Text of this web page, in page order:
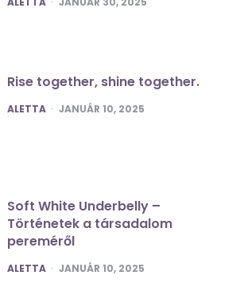
Rise together, shine together.
POSTED
ALETTA JANUÁR 10, 2025
Soft White Underbelly –
Történetek a társadalom
pereméről
POSTED
ALETTA JANUÁR 10, 2025